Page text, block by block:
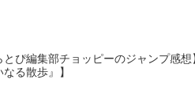
とぴ編集部チョッピーのジャンプ感
なる散歩』】